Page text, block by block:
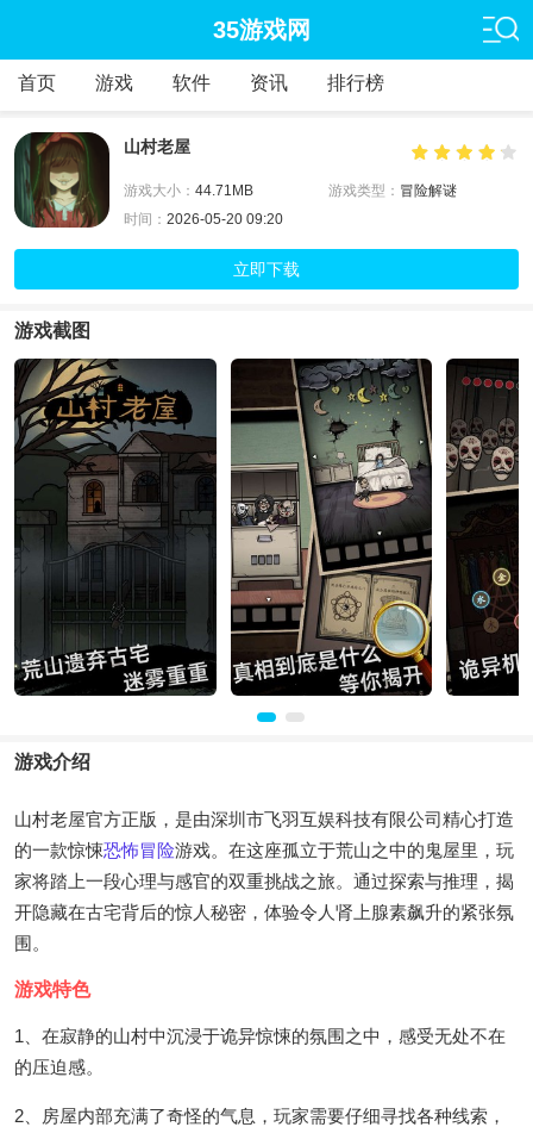
35游戏网
首页 游戏 软件 资讯 排行榜
山村老屋
游戏大小： 44.71MB 游戏类型： 冒险解谜
时间： 2026-05-20 09:20
立即下载
游戏截图
游戏介绍
山村老屋官方正版，是由深圳市飞羽互娱科技有限公司精心打造
的一款惊悚恐怖冒险游戏。在这座孤立于荒山之中的鬼屋里，玩
家将踏上一段心理与感官的双重挑战之旅。通过探索与推理，揭
开隐藏在古宅背后的惊人秘密，体验令人肾上腺素飙升的紧张氛
围。
游戏特色
1、在寂静的山村中沉浸于诡异惊悚的氛围之中，感受无处不在
的压迫感。
2、房屋内部充满了奇怪的气息，玩家需要仔细寻找各种线索，